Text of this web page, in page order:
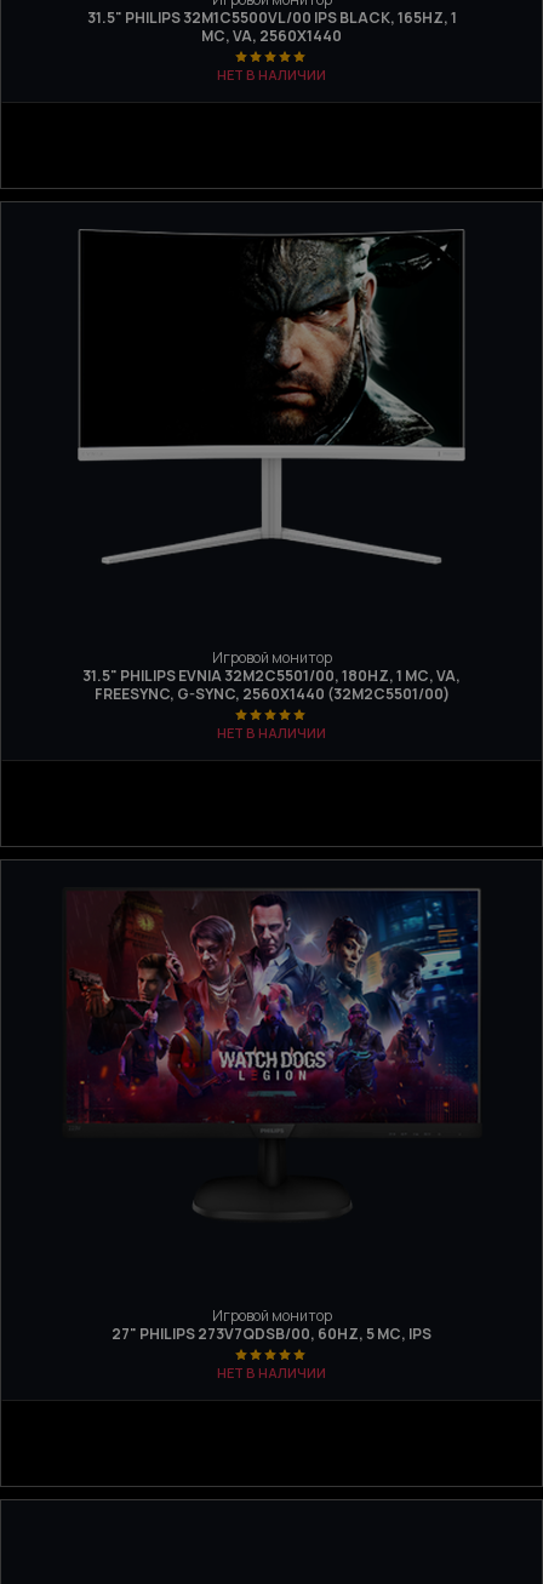
31.5" PHILIPS 32M1C5500VL/00 IPS BLACK, 165HZ, 1
МС, VA, 2560Х1440
НЕТ В НАЛИЧИИ
Игровой монитор
31.5" PHILIPS EVNIA 32M2C5501/00, 180HZ, 1 МС, VA,
FREESYNC, G-SYNC, 2560Х1440 (32M2C5501/00)
НЕТ В НАЛИЧИИ
Игровой монитор
27" PHILIPS 273V7QDSB/00, 60HZ, 5 МС, IPS
НЕТ В НАЛИЧИИ